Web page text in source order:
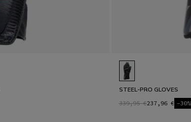
STEEL-PRO GLOVES
339,95 €237,96 € -30%